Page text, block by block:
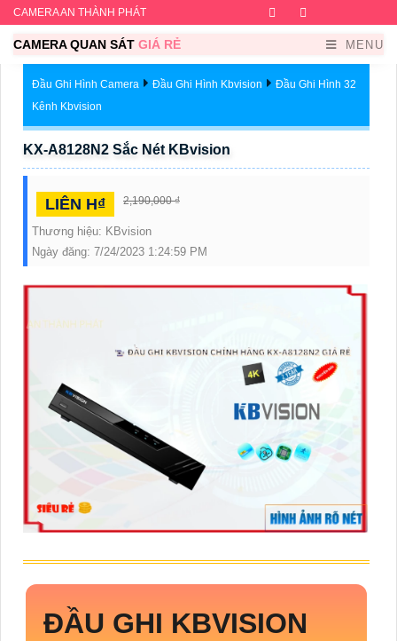
CAMERA AN THÀNH PHÁT Facebook
CAMERA QUAN SÁT GIÁ RẺ MENU
Đầu Ghi Hình Camera Đầu Ghi Hình Kbvision
Đầu Ghi Hình 32
Kênh Kbvision
KX-A8128N2 Sắc Nét KBvision
LIÊN H₫ 2,190,000 ₫
Thương hiệu: KBvision
Ngày đăng: 7/24/2023 1:24:59 PM
ĐẦU GHI KBVISION